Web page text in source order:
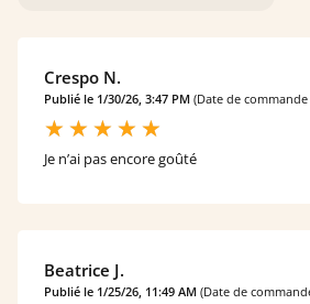
Crespo N.
Publié le 1/30/26, 3:47 PM (Date de
Je n’ai pas encore goûté
Beatrice J.
Publié le 1/25/26, 11:49 AM (Date de